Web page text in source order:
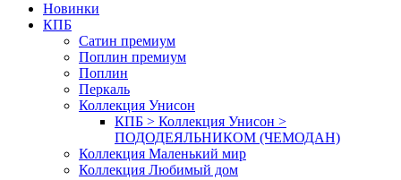
Новинки
КПБ
Сатин премиум
Поплин премиум
Поплин
Перкаль
Коллекция Унисон
КПБ > Коллекция Унисон >
ПОДОДЕЯЛЬНИКОМ (ЧЕМОДАН)
Коллекция Маленький мир
Коллекция Любимый дом